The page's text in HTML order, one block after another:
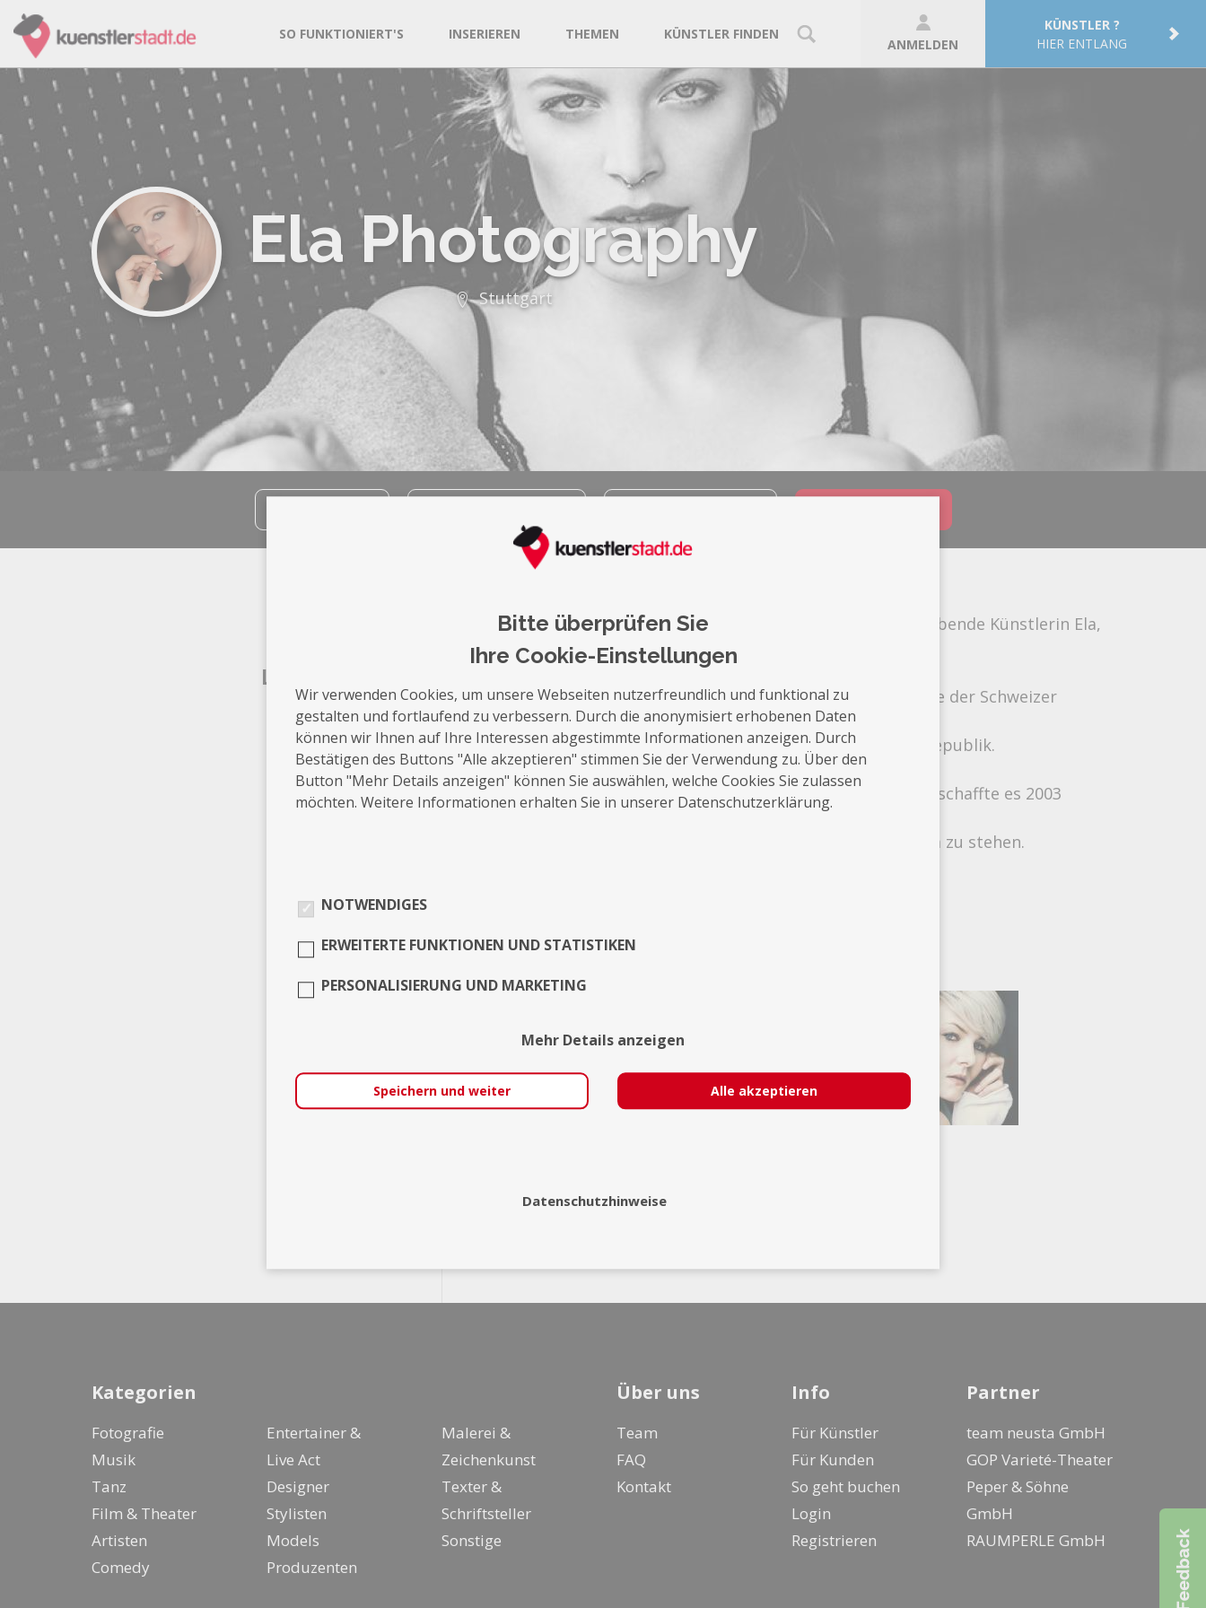
SO FUNKTIONIERT'S INSERIEREN THEMEN KÜNSTLER FINDEN
ANMELDEN
KÜNSTLER ?
HIER ENTLANG
Ela Photography
Stuttgart
Leistungen
Akt
Hinter „Ela Photography“ verbirgt sich die junge und aufstrebende Künstlerin Ela,
mit bürgerlichem Namen Manuela.
Geboren am 18.10.1982 und aufgewachsen,
als älteste von drei Geschwistern, in Waldshut-Tiengen, Nähe der Schweizer
Grenze
.... ging ich sehr früh meinen eigenen Weg - quer durch die Republik.
Im Alter von 21 Jahren stand ich bereits vor der Kamera und schaffte es 2003
Aber mein größter Kindheitstraum war es hinter der Kamera zu stehen.
Exposé
Kategorien
Fotografie
Musik
Tanz
Film & Theater
Artisten
Comedy
Entertainer &
Live Act
Designer
Stylisten
Models
Produzenten
Malerei &
Zeichenkunst
Texter &
Schriftsteller
Sonstige
Über uns
Team
FAQ
Kontakt
Info
Für Künstler
Für Kunden
So geht buchen
Login
Registrieren
Partner
team neusta GmbH
GOP Varieté-Theater
Peper & Söhne
GmbH
RAUMPERLE GmbH
Bitte überprüfen Sie
Ihre Cookie-Einstellungen
Wir verwenden Cookies, um unsere Webseiten nutzerfreundlich und funktional zu
gestalten und fortlaufend zu verbessern. Durch die anonymisiert erhobenen Daten
können wir Ihnen auf Ihre Interessen abgestimmte Informationen anzeigen. Durch
Bestätigen des Buttons "Alle akzeptieren" stimmen Sie der Verwendung zu. Über den
Button "Mehr Details anzeigen" können Sie auswählen, welche Cookies Sie zulassen
möchten. Weitere Informationen erhalten Sie in unserer Datenschutzerklärung.
NOTWENDIGES
ERWEITERTE FUNKTIONEN UND STATISTIKEN
PERSONALISIERUNG UND MARKETING
Mehr Details anzeigen
Speichern und weiter Alle akzeptieren
Datenschutzhinweise